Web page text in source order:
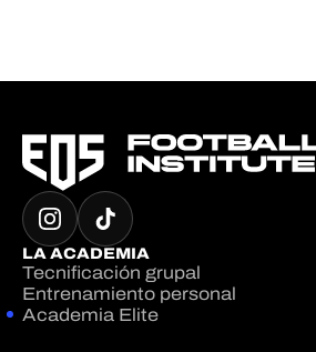
LA ACADEMIA
Tecnificación grupal
Entrenamiento personal
Academia Elite